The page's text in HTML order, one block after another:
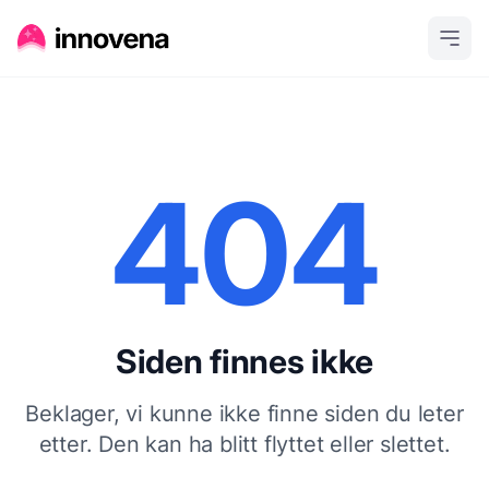
404
Siden finnes ikke
Beklager, vi kunne ikke finne siden du leter
etter. Den kan ha blitt flyttet eller slettet.